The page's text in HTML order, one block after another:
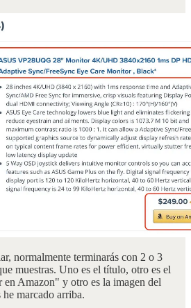
normalmente terminarás con 2 o 3
muestras. Uno es el título, otro es el
Amazon" y otro es la imagen del
marcado arriba.